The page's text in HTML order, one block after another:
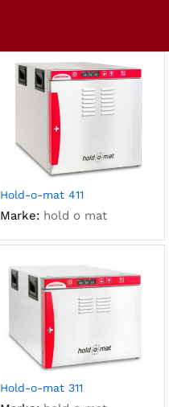
Hold-o-mat 411
Marke: hold o mat
Hold-o-mat 311